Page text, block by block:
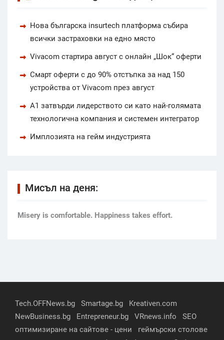
Нова българска insurtech платформа събира
всички застраховки на едно място
Vivacom стартира август с онлайн „Шок“ оферти
Смарт оферти с до 90% отстъпка за над 150
устройства от Vivacom през август
А1 затвърди лидерството си като най-голямата
технологична компания и системен интегратор
Имплозията на гейм индустрията
Мисъл на деня:
Мisery is comfortable. Happiness takes effort.
Tech.OFFNews.bg Smartage.bg
Kreativen.com
NewBusiness.bg
Entrepreneur.bg VRnews.info
SEO
оптимизиране на сайтове - цени
геймърски столове